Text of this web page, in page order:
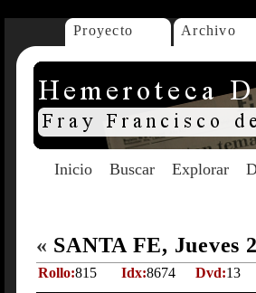
Proyecto Archivo
Inicio Buscar Explorar
« SANTA FE, Jueves
Rollo:815 Idx:8674 Dvd:13